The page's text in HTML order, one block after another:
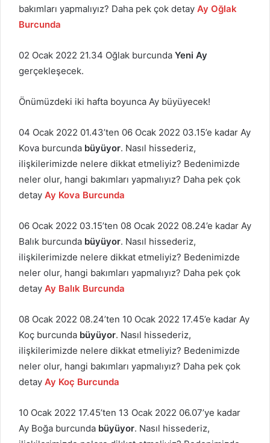
bakımları yapmalıyız? Daha pek çok detay Ay Oğlak
Burcunda
02 Ocak 2022 21.34 Oğlak burcunda Yeni Ay
gerçekleşecek.
Önümüzdeki iki hafta boyunca Ay büyüyecek!
04 Ocak 2022 01.43’ten 06 Ocak 2022 03.15’e kadar Ay
Kova burcunda büyüyor. Nasıl hissederiz,
ilişkilerimizde nelere dikkat etmeliyiz? Bedenimizde
neler olur, hangi bakımları yapmalıyız? Daha pek çok
detay Ay Kova Burcunda
06 Ocak 2022 03.15’ten 08 Ocak 2022 08.24’e kadar Ay
Balık burcunda büyüyor. Nasıl hissederiz,
ilişkilerimizde nelere dikkat etmeliyiz? Bedenimizde
neler olur, hangi bakımları yapmalıyız? Daha pek çok
detay Ay Balık Burcunda
08 Ocak 2022 08.24’ten 10 Ocak 2022 17.45’e kadar Ay
Koç burcunda büyüyor. Nasıl hissederiz,
ilişkilerimizde nelere dikkat etmeliyiz? Bedenimizde
neler olur, hangi bakımları yapmalıyız? Daha pek çok
detay Ay Koç Burcunda
10 Ocak 2022 17.45’ten 13 Ocak 2022 06.07’ye kadar
Ay Boğa burcunda büyüyor. Nasıl hissederiz,